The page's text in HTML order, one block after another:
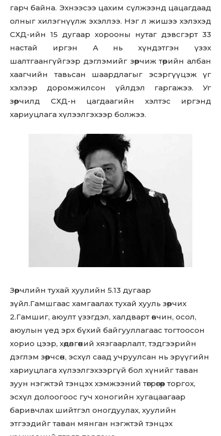
Don't miss
out!
гарч байна. Эхнээсээ цахим сүлжээнд цацагдаад
олныг хилэгнүүлж эхэллээ. Нэг л жишээ хэлэхэд
СХД-ийн 15 дугаар хорооны нутаг дэвсгэрт 33
настай иргэн А нь хүндэтгэн үзэх
шалтгаангүйгээр дэглэмийг зөрчиж төрийн албан
хаагчийн тавьсан шаардлагыг эсэргүүцэж үг
хэлээр доромжилсон үйлдэл гаргажээ. Уг
зөрчилд СХД-н цагдаагийн хэлтэс иргэнд
хариуцлага хүлээлгэхээр болжээ.
Зөрчлийн тухай хуулийн 5.13 дугаар
зүйл.Гамшгаас хамгаалах тухай хууль зөрчих
2.Гамшиг, аюулт үзэгдэл, халдварт өвчин, осол,
аюулын үед эрх бүхий байгууллагаас тогтоосон
хорио цээр, хөдөлгөөний хязгаарлалт, тэдгээрийн
дэглэм зөрчсөн, эсхүл саад учруулсан нь эрүүгийн
хариуцлага хүлээлгэхээргүй бол хүнийг таван
зуун нэгжтэй тэнцэх хэмжээний төгрөгөөр торгох,
эсхүл долоогоос гуч хоногийн хугацаагаар
баривчлах шийтгэл оногдуулах, хуулийн
этгээдийг таван мянган нэгжтэй тэнцэх